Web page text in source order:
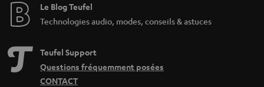
Le Blog Teufel
Technologies audio, modes, conseils & astuces
Teufel Support
Questions fréquemment posées
CONTACT